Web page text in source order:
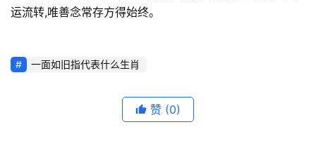
运流转,唯善念常存方得始终。
一面如旧指代表什么生肖
赞 (0)